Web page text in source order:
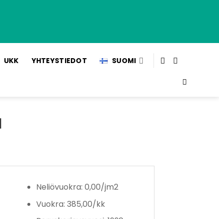
UKK YHTEYSTIEDOT SUOMI
Neliövuokra: 0,00/jm2
Vuokra: 385,00/kk